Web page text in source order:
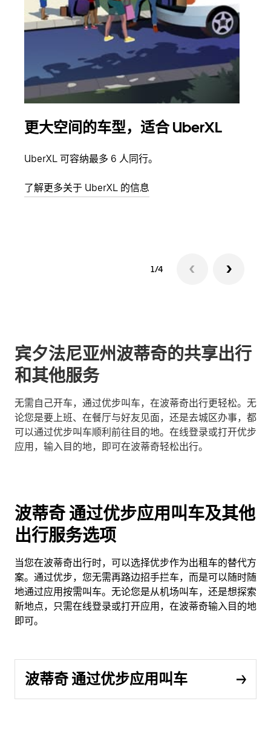
更大空间的车型，适合 UberXL
UberXL 可容纳最多 6 人同行。
了解更多关于 UberXL 的信息
1/4
宾夕法尼亚州波蒂奇的共享出行
和其他服务
无需自己开车，通过优步叫车，在波蒂奇出行更轻松。无
论您是要上班、在餐厅与好友见面，还是去城区办事，都
可以通过优步叫车顺利前往目的地。在线登录或打开优步
应用，输入目的地，即可在波蒂奇轻松出行。
波蒂奇 通过优步应用叫车及其他
出行服务选项
当您在波蒂奇出行时，可以选择优步作为出租车的替代方
案。通过优步，您无需再路边招手拦车，而是可以随时随
地通过应用按需叫车。无论您是从机场叫车，还是想探索
新地点，只需在线登录或打开应用，在波蒂奇输入目的地
即可。
波蒂奇 通过优步应用叫车